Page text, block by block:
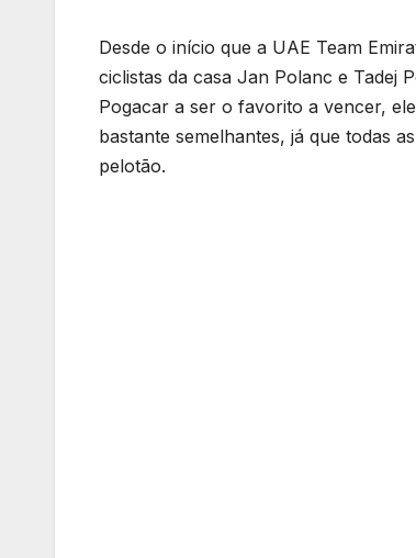
Desde o início que a UAE Team
ciclistas da casa Jan Polanc e Tadej
Pogacar a ser o favorito a vencer,
bastante semelhantes, já que todas
pelotão.